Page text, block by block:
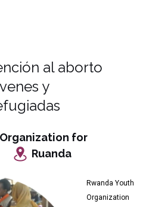
al aborto
y
for
Ruanda
Rwanda Youth
Organization